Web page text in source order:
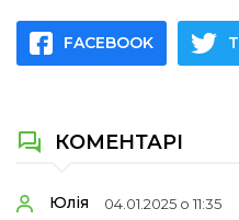
FACEBOOK
КОМЕНТАРІ
Юлія 04.01.2025 о 11:35